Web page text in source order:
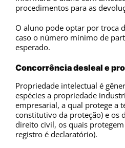
procedimentos para as
O aluno pode optar por troca
caso o número mínimo de
esperado.
Concorrência desleal e
Propriedade intelectual é
espécies a propriedade
empresarial, a qual protege a
constitutivo da proteção) e os
direito civil, os quais
registro é declaratório).